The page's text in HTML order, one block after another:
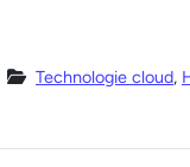
Technologie cloud,